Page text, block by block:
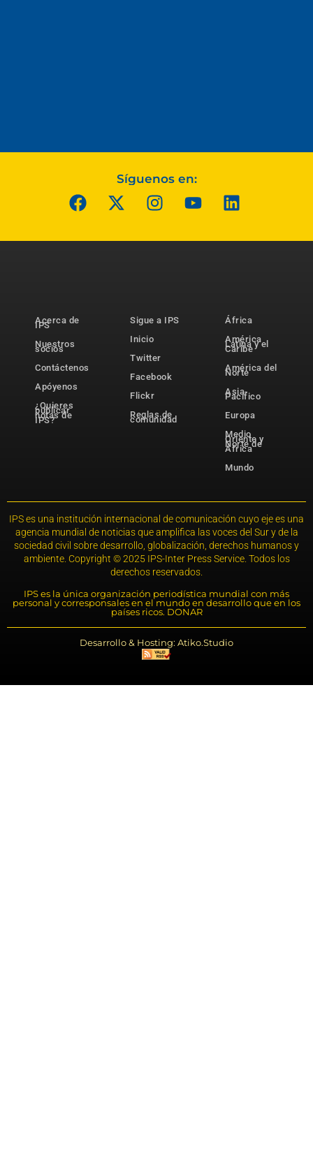
Síguenos en:
Acerca de
IPS
Nuestros
socios
Contáctenos
Apóyenos
¿Quieres
publicar
notas de
IPS?
Sigue a IPS
Inicio
Twitter
Facebook
Flickr
Reglas de
comunidad
África
América
Latina y el
Caribe
América del
Norte
Asia-
Pacífico
Europa
Medio
Oriente y
Norte de
África
Mundo
IPS es una institución internacional de comunicación cuyo eje es una
agencia mundial de noticias que amplifica las voces del Sur y de la
sociedad civil sobre desarrollo, globalización, derechos humanos y
ambiente. Copyright © 2025 IPS-Inter Press Service. Todos los
derechos reservados.
IPS es la única organización periodística mundial con más
personal y corresponsales en el mundo en desarrollo que en los
países ricos. DONAR
Desarrollo & Hosting: Atiko.Studio